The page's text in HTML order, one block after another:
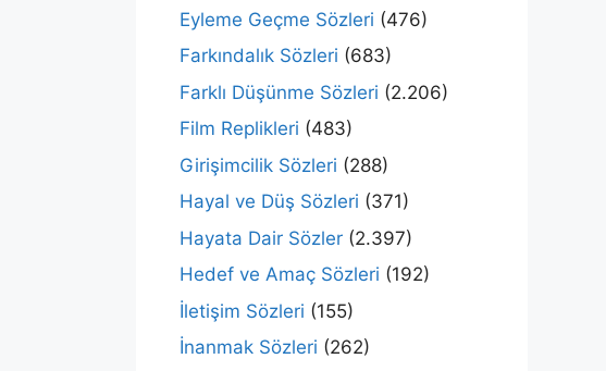
Eyleme Geçme Sözleri (476)
Farkındalık Sözleri (683)
Farklı Düşünme Sözleri (2.206)
Film Replikleri (483)
Girişimcilik Sözleri (288)
Hayal ve Düş Sözleri (371)
Hayata Dair Sözler (2.397)
Hedef ve Amaç Sözleri (192)
İletişim Sözleri (155)
İnanmak Sözleri (262)